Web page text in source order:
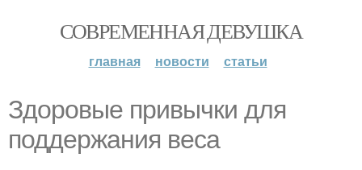
СОВРЕМЕННАЯ ДЕВУШКА
главная новости статьи
Здоровые привычки для
поддержания веса